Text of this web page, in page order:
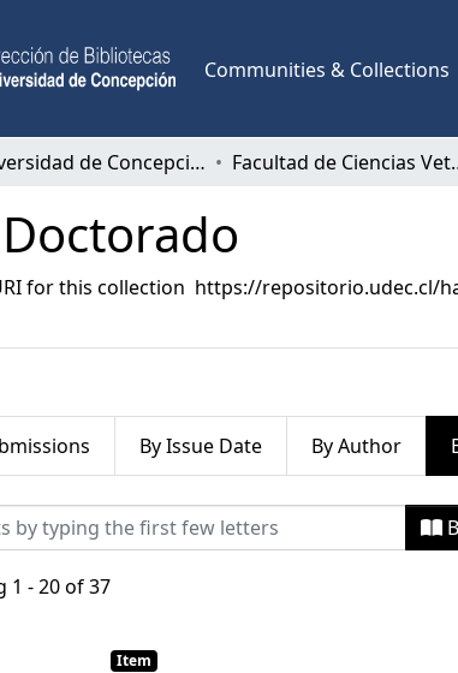
Communities & Collections
Universidad de Concepción Facultad
for this collection https://repositorio.udec.cl/
By Issue Date By Author
Tesis Doctorado by Title
1 - 20 of 37
Item